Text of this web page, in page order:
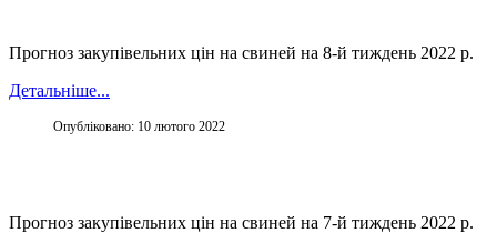
Прогноз закупівельних цін на свиней на 8-й тиждень 2022 р.
Детальніше...
Опубліковано: 10 лютого 2022
Прогноз закупівельних цін на свиней на 7-й тиждень 2022 р.